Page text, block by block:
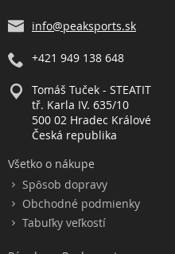
info@peaksports.sk
+421 949 138 648
Tomáš Tuček - STEATIT
tř. Karla IV. 635/10
500 02 Hradec Králové
Česká republika
Všetko o nákupe
Spôsob dopravy
Obchodné podmienky
Tabuľky veľkostí